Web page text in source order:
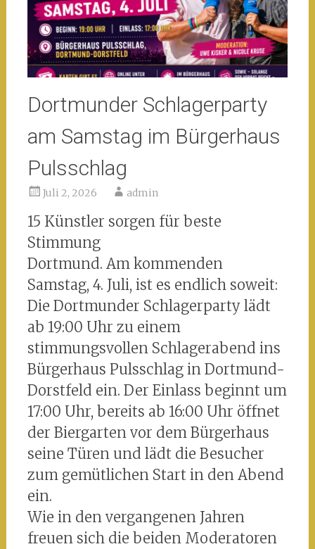
Dortmunder Schlagerparty
am Samstag im Bürgerhaus
Pulsschlag
Juli 2, 2026 admin
15 Künstler sorgen für beste
Stimmung
Dortmund. Am kommenden
Samstag, 4. Juli, ist es endlich soweit:
Die Dortmunder Schlagerparty lädt
ab 19:00 Uhr zu einem
stimmungsvollen Schlagerabend ins
Bürgerhaus Pulsschlag in Dortmund-
Dorstfeld ein. Der Einlass beginnt um
17:00 Uhr, bereits ab 16:00 Uhr öffnet
der Biergarten vor dem Bürgerhaus
seine Türen und lädt die Besucher
zum gemütlichen Start in den Abend
ein.
Wie in den vergangenen Jahren
freuen sich die beiden Moderatoren